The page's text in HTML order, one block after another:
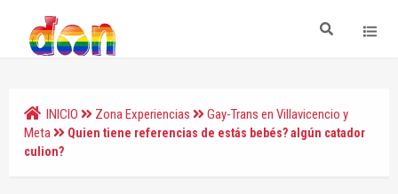
INICIO Zona Experiencias
Gay-Trans en Villavicencio y
Meta
Quien tiene referencias de estás bebés? algún catador
culion?